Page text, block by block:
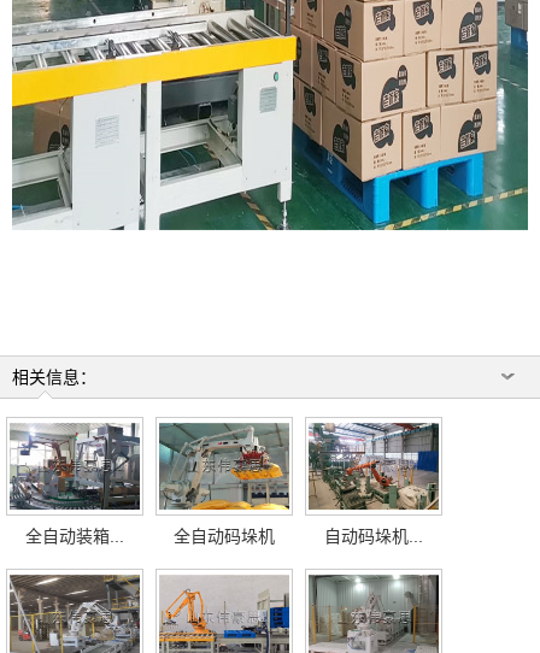
相关信息：
全自动装箱... 全自动码垛机 自动码垛机...